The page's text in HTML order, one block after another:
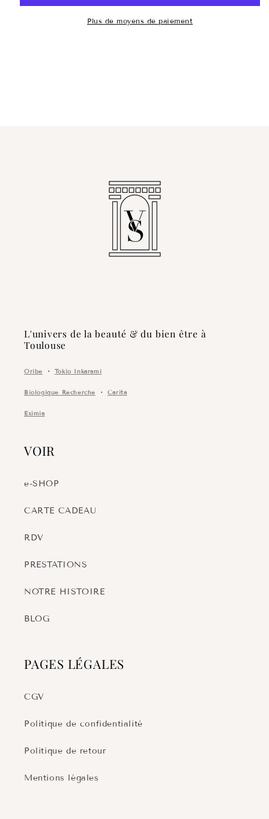
Plus de moyens de paiement
L'univers de la beauté & du bien être à
Toulouse
Oribe ・ Tokio Inkarami
Biologique Recherche ・ Carita
Eximia
VOIR
e-SHOP
CARTE CADEAU
RDV
PRESTATIONS
NOTRE HISTOIRE
BLOG
PAGES LÉGALES
CGV
Politique de confidentialité
Politique de retour
Mentions légales